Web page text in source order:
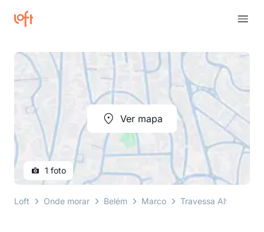
Ver mapa
1 foto
Loft Onde morar Belém Marco Travessa Alferes